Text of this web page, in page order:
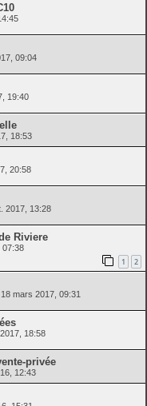
09:04
19:40
18:53
20:58
2017, 13:28
Riviere
07:38
1 2
18 mars 2017, 09:31
18:58
privée
12:43